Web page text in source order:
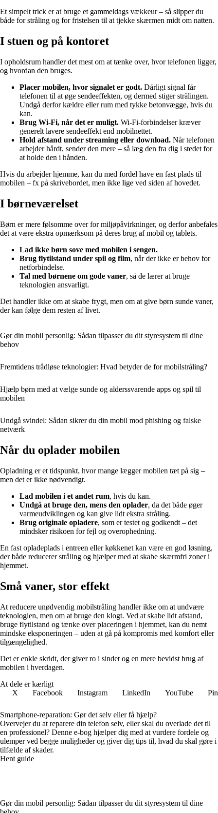
Et simpelt trick er at bruge et gammeldags vækkeur – så slipper du
både for stråling og for fristelsen til at tjekke skærmen midt om natten.
I stuen og på kontoret
I opholdsrum handler det mest om at tænke over, hvor telefonen ligger,
og hvordan den bruges.
Placer mobilen, hvor signalet er godt. Dårligt signal får
telefonen til at øge sendeeffekten, og dermed stiger strålingen.
Undgå derfor kældre eller rum med tykke betonvægge, hvis du
kan.
Brug Wi-Fi, når det er muligt. Wi-Fi-forbindelser kræver
generelt lavere sendeeffekt end mobilnettet.
Hold afstand under streaming eller download. Når telefonen
arbejder hårdt, sender den mere – så læg den fra dig i stedet for
at holde den i hånden.
Hvis du arbejder hjemme, kan du med fordel have en fast plads til
mobilen – fx på skrivebordet, men ikke lige ved siden af hovedet.
I børneværelset
Børn er mere følsomme over for miljøpåvirkninger, og derfor anbefales
det at være ekstra opmærksom på deres brug af mobil og tablets.
Lad ikke børn sove med mobilen i sengen.
Brug flytilstand under spil og film, når der ikke er behov for
netforbindelse.
Tal med børnene om gode vaner, så de lærer at bruge
teknologien ansvarligt.
Det handler ikke om at skabe frygt, men om at give børn sunde vaner,
der kan følge dem resten af livet.
Gør din mobil personlig: Sådan tilpasser du dit styresystem til dine
behov
Fremtidens trådløse teknologier: Hvad betyder de for mobilstråling?
Hjælp børn med at vælge sunde og alderssvarende apps og spil til
mobilen
Undgå svindel: Sådan sikrer du din mobil mod phishing og falske
netværk
Når du oplader mobilen
Opladning er et tidspunkt, hvor mange lægger mobilen tæt på sig –
men det er ikke nødvendigt.
Lad mobilen i et andet rum, hvis du kan.
Undgå at bruge den, mens den oplader, da det både øger
varmeudviklingen og kan give lidt ekstra stråling.
Brug originale opladere, som er testet og godkendt – det
mindsker risikoen for fejl og overophedning.
En fast opladeplads i entreen eller køkkenet kan være en god løsning,
der både reducerer stråling og hjælper med at skabe skærmfri zoner i
hjemmet.
Små vaner, stor effekt
At reducere unødvendig mobilstråling handler ikke om at undvære
teknologien, men om at bruge den klogt. Ved at skabe lidt afstand,
bruge flytilstand og tænke over placeringen i hjemmet, kan du nemt
mindske eksponeringen – uden at gå på kompromis med komfort eller
tilgængelighed.
Det er enkle skridt, der giver ro i sindet og en mere bevidst brug af
mobilen i hverdagen.
At dele er kærligt
X
Facebook Instagram LinkedIn YouTube
Smartphone-reparation: Gør det selv eller få hjælp?
Overvejer du at reparere din telefon selv, eller skal du overlade det til
en professionel? Denne e-bog hjælper dig med at vurdere fordele og
ulemper ved begge muligheder og giver dig tips til, hvad du skal gøre i
tilfælde af skader.
Hent guide
Gør din mobil personlig: Sådan tilpasser du dit styresystem til dine